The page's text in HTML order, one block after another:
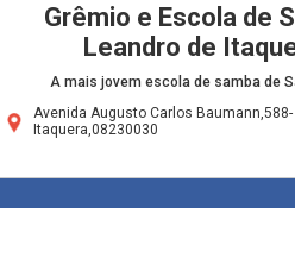
Grêmio e Escola de
Leandro de
A mais jovem escola de samba de
Avenida Augusto Carlos Baumann,588-
Itaquera,08230030